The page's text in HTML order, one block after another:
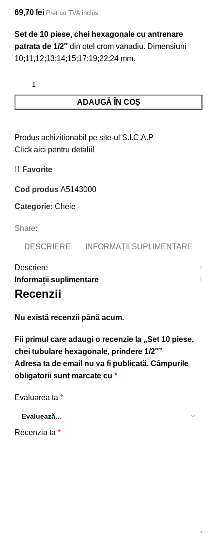
69,70 lei Pret cu TVA inclus
Set de 10 piese, chei hexagonale cu antrenare
patrata de 1/2″ din otel crom vanadiu. Dimensiuni
10;11,12;13;14;15;17;19;22;24 mm.
ADAUGĂ ÎN COȘ
Produs achizitionabil pe site-ul S.I.C.A.P
Click aici pentru detalii!
Favorite
Cod produs A5143000
Categorie: Cheie
Share:
DESCRIERE INFORMAȚII SUPLIMENTARE
Descriere
Informații suplimentare
Recenzii
Nu există recenzii până acum.
Fii primul care adaugi o recenzie la „Set 10 piese,
chei tubulare hexagonale, prindere 1/2″”
Adresa ta de email nu va fi publicată. Câmpurile
obligatorii sunt marcate cu *
Evaluarea ta *
Recenzia ta *